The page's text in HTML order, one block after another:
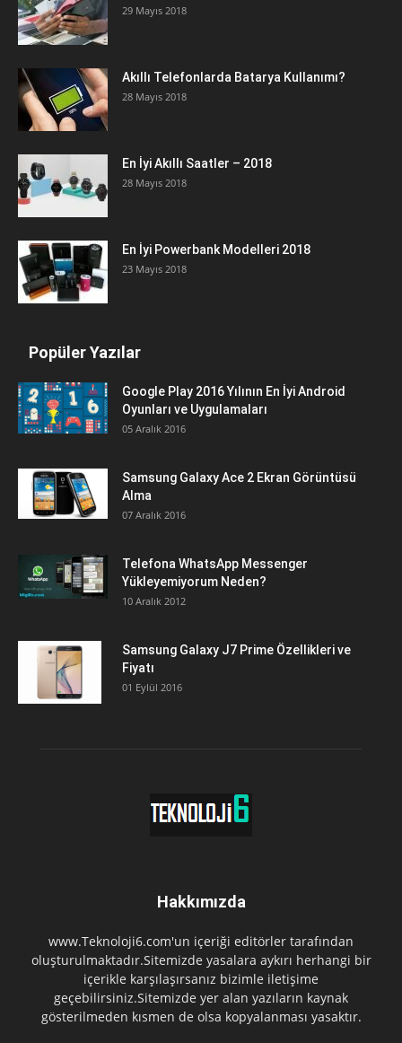
29 Mayıs 2018
Akıllı Telefonlarda Batarya Kullanımı?
28 Mayıs 2018
En İyi Akıllı Saatler – 2018
28 Mayıs 2018
En İyi Powerbank Modelleri 2018
23 Mayıs 2018
Popüler Yazılar
Google Play 2016 Yılının En İyi Android
Oyunları ve Uygulamaları
05 Aralık 2016
Samsung Galaxy Ace 2 Ekran Görüntüsü
Alma
07 Aralık 2016
Telefona WhatsApp Messenger
Yükleyemiyorum Neden?
10 Aralık 2012
Samsung Galaxy J7 Prime Özellikleri ve
Fiyatı
01 Eylül 2016
Hakkımızda
www.Teknoloji6.com'un içeriği editörler tarafından
oluşturulmaktadır.Sitemizde yasalara aykırı herhangi bir
içerikle karşılaşırsanız bizimle iletişime
geçebilirsiniz.Sitemizde yer alan yazıların kaynak
gösterilmeden kısmen de olsa kopyalanması yasaktır.